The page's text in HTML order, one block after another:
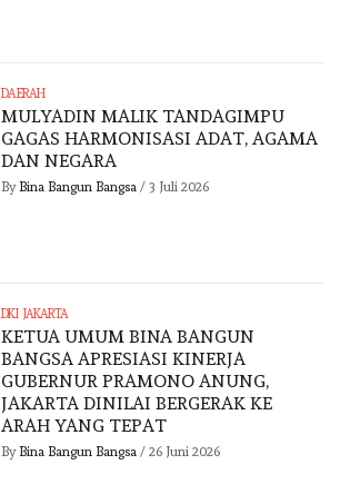
DAERAH
MULYADIN MALIK TANDAGIMPU
GAGAS HARMONISASI ADAT, AGAMA
DAN NEGARA
By Bina Bangun Bangsa/ 3 Juli 2026
DKI JAKARTA
KETUA UMUM BINA BANGUN
BANGSA APRESIASI KINERJA
GUBERNUR PRAMONO ANUNG,
JAKARTA DINILAI BERGERAK KE
ARAH YANG TEPAT
By Bina Bangun Bangsa/ 26 Juni 2026